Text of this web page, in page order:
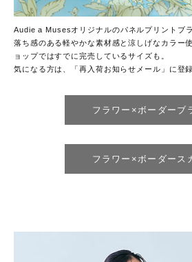
Audie a Musesオリジナルのパネルプリントブ
落ち感のある軽やかな素材感と涼しげなカラー
ョップではすでに完売しているサイズも。
気になる方は、「再入荷お知らせメール」に登
フラワー×ボーダーブ
フラワー×ボーダース